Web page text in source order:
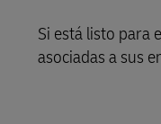
Si está listo para
asociadas a sus